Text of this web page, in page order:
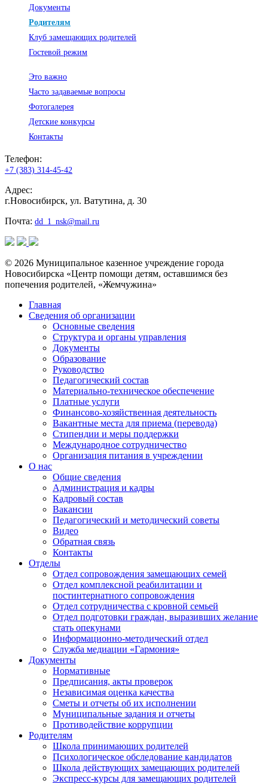
Документы
Родителям
Клуб замещающих родителей
Гостевой режим
Это важно
Часто задаваемые вопросы
Фотогалерея
Детские конкурсы
Контакты
Телефон:
+7 (383) 314-45-42
Адрес:
г.Новосибирск, ул. Ватутина, д. 30
Почта: dd_1_nsk@mail.ru
© 2026 Муниципальное казенное учреждение города
Новосибирска «Центр помощи детям, оставшимся без
попечения родителей, «Жемчужина»
Главная
Сведения об организации
Основные сведения
Структура и органы управления
Документы
Образование
Руководство
Педагогический состав
Материально-техническое обеспечение
Платные услуги
Финансово-хозяйственная деятельность
Вакантные места для приема (перевода)
Стипендии и меры поддержки
Международное сотрудничество
Организация питания в учреждении
О нас
Общие сведения
Администрация и кадры
Кадровый состав
Вакансии
Педагогический и методический советы
Видео
Обратная связь
Контакты
Отделы
Отдел сопровождения замещающих семей
Отдел комплексной реабилитации и
постинтернатного сопровождения
Отдел сотрудничества с кровной семьей
Отдел подготовки граждан, выразивших желание
стать опекунами
Информационно-методический отдел
Служба медиации «Гармония»
Документы
Нормативные
Предписания, акты проверок
Независимая оценка качества
Сметы и отчеты об их исполнении
Муниципальные задания и отчеты
Противодействие коррупции
Родителям
Школа принимающих родителей
Психологическое обследование кандидатов
Школа действующих замещающих родителей
Экспресс-курсы для замещающих родителей